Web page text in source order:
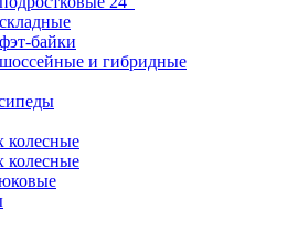
байки
и гибридные
колесные
колесные